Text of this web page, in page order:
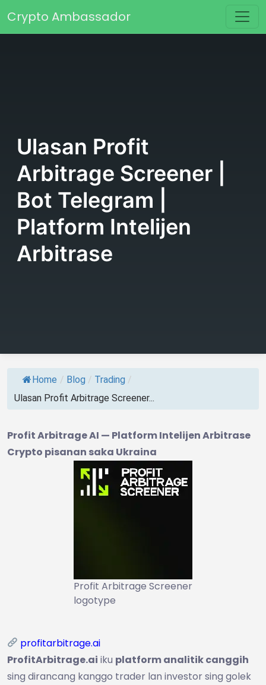
Main Navigation
Crypto Ambassador
Ulasan Profit
Arbitrage Screener |
Bot Telegram |
Platform Intelijen
Arbitrase
Home / Blog / Trading /
Ulasan Profit Arbitrage Screener...
Profit Arbitrage AI — Platform Intelijen Arbitrase
Crypto pisanan saka Ukraina
Profit Arbitrage Screener
logotype
profitarbitrage.ai
ProfitArbitrage.ai iku platform analitik canggih
sing dirancang kanggo trader lan investor sing golek